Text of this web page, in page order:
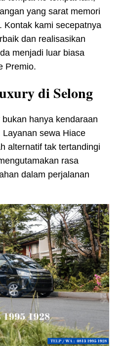
yang sarat memori
Kontak kami secepatnya
dan realisasikan
menjadi luar biasa
Premio.
di Selong
hanya kendaraan
sewa Hiace
alternatif tak tertandingi
rasa
dalam perjalanan